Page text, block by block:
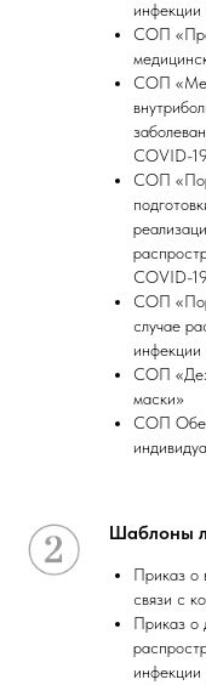
СОП
СОП
COVID-
СОП
COVID-
СОП
случае
СОП
маски»
СОП
Шаблоны
Приказ о
связи с
Приказ о